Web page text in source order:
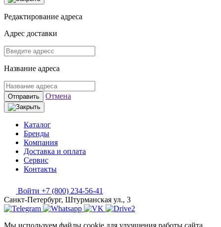
Редактирование адреса
Адрес доставки
Название адреса
Отправить Отмена
Каталог
Бренды
Компания
Доставка и оплата
Сервис
Контакты
Войти +7 (800) 234-56-41
Санкт-Петербург, Штурманская ул., 3